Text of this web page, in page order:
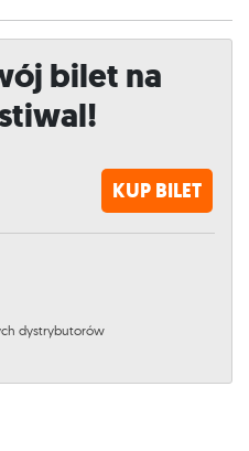
bilet na
KUP BILET
dystrybutorów